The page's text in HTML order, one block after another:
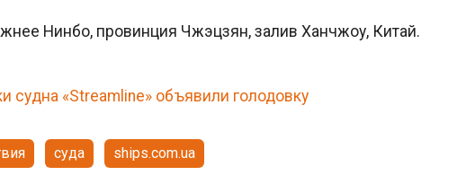
Нинбо, провинция Чжэцзян, залив Ханчжоу, Китай.
судна «Streamline» объявили голодовку
суда ships.com.ua